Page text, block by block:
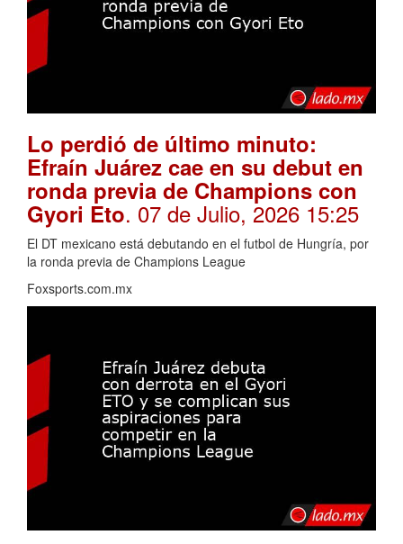
Lo perdió de último minuto:
Efraín Juárez cae en su debut en
ronda previa de Champions con
Gyori Eto. 07 de Julio, 2026 15:25
El DT mexicano está debutando en el futbol de Hungría, por
la ronda previa de Champions League
Foxsports.com.mx